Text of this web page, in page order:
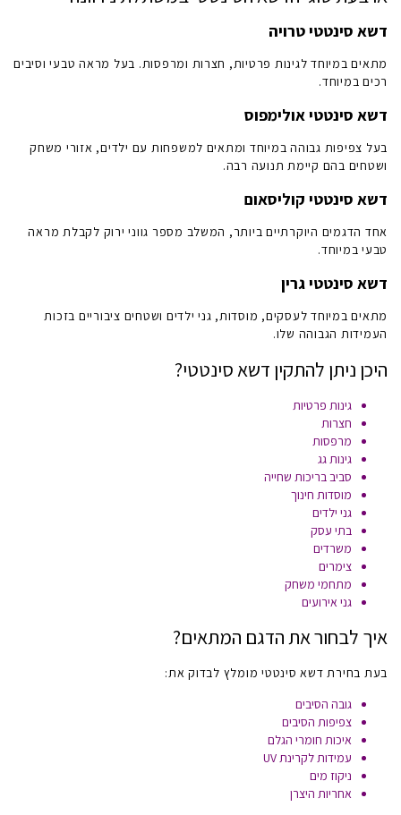
דשא סינטטי טרויה
מתאים במיוחד לגינות פרטיות, חצרות ומרפסות. בעל מראה טבעי וסיבים
רכים במיוחד.
דשא סינטטי אולימפוס
בעל צפיפות גבוהה במיוחד ומתאים למשפחות עם ילדים, אזורי משחק
ושטחים בהם קיימת תנועה רבה.
דשא סינטטי קוליסאום
אחד הדגמים היוקרתיים ביותר, המשלב מספר גווני ירוק לקבלת מראה
טבעי במיוחד.
דשא סינטטי גרין
מתאים במיוחד לעסקים, מוסדות, גני ילדים ושטחים ציבוריים בזכות
העמידות הגבוהה שלו.
היכן ניתן להתקין דשא סינטטי?
גינות פרטיות
חצרות
מרפסות
גינות גג
סביב בריכות שחייה
מוסדות חינוך
גני ילדים
בתי עסק
משרדים
צימרים
מתחמי משחק
גני אירועים
איך לבחור את הדגם המתאים?
בעת בחירת דשא סינטטי מומלץ לבדוק את:
גובה הסיבים
צפיפות הסיבים
איכות חומרי הגלם
עמידות לקרינת UV
ניקוז מים
אחריות היצרן